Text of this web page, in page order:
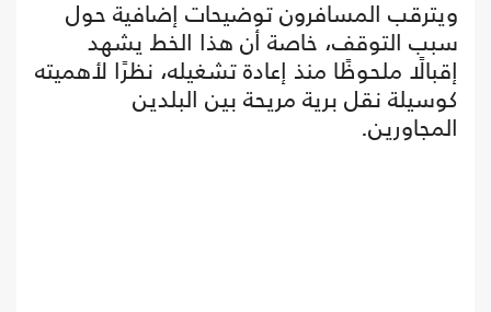
ويترقب المسافرون توضيحات إضافية حول
سبب التوقف، خاصة أن هذا الخط يشهد
إقبالًا ملحوظًا منذ إعادة تشغيله، نظرًا لأهميته
كوسيلة نقل برية مريحة بين البلدين
المجاورين.